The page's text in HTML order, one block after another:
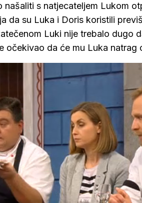
s natjecateljem Lukom
da su Luka i Doris koristili
Luki nije trebalo dugo
očekivao da će mu Luka natrag